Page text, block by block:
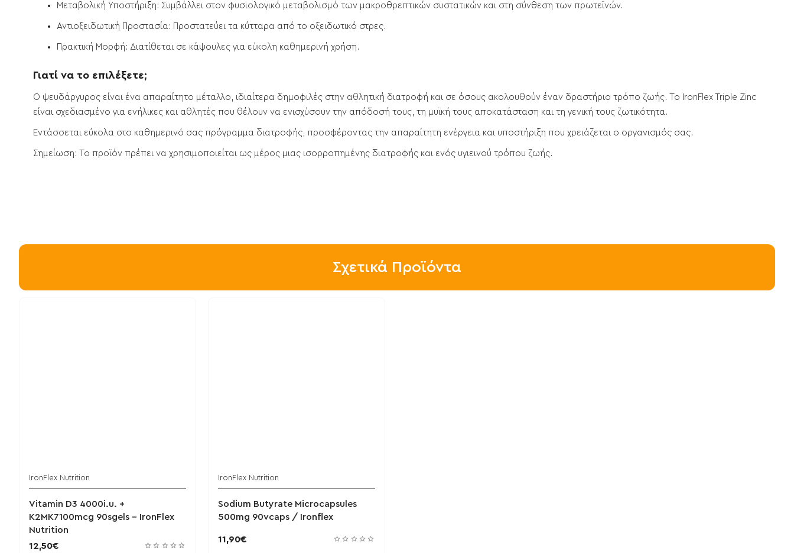
Μεταβολική Υποστήριξη: Συμβάλλει στον φυσιολογικό μεταβολισμό των μακροθρεπτικών συστατικών και στη σύνθεση των πρωτεϊνών.
Αντιοξειδωτική Προστασία: Προστατεύει τα κύτταρα από το οξειδωτικό στρες.
Πρακτική Μορφή: Διατίθεται σε κάψουλες για εύκολη καθημερινή χρήση.
Γιατί να το επιλέξετε;
Ο ψευδάργυρος είναι ένα απαραίτητο μέταλλο, ιδιαίτερα δημοφιλές στην αθλητική διατροφή και σε όσους ακολουθούν έναν δραστήριο τρόπο ζωής. Το IronFlex Triple Zinc
είναι σχεδιασμένο για ενήλικες και αθλητές που θέλουν να ενισχύσουν την απόδοσή τους, τη μυϊκή τους αποκατάσταση και τη γενική τους ζωτικότητα.
Εντάσσεται εύκολα στο καθημερινό σας πρόγραμμα διατροφής, προσφέροντας την απαραίτητη ενέργεια και υποστήριξη που χρειάζεται ο οργανισμός σας.
Σημείωση: Το προϊόν πρέπει να χρησιμοποιείται ως μέρος μιας ισορροπημένης διατροφής και ενός υγιεινού τρόπου ζωής.
Σχετικά Προϊόντα
IronFlex Nutrition
Vitamin D3 4000i.u. +
K2MK7100mcg 90sgels - IronFlex
Nutrition
12,50€
IronFlex Nutrition
Sodium Butyrate Microcapsules
500mg 90vcaps / Ironflex
11,90€